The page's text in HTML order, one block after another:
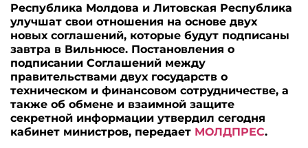
Республика Молдова и Литовская Республика
улучшат свои отношения на основе двух
новых соглашений, которые будут подписаны
завтра в Вильнюсе. Постановления о
подписании Соглашений между
правительствами двух государств о
техническом и финансовом сотрудничестве, а
также об обмене и взаимной защите
секретной информации утвердил сегодня
кабинет министров, передает МОЛДПРЕС.